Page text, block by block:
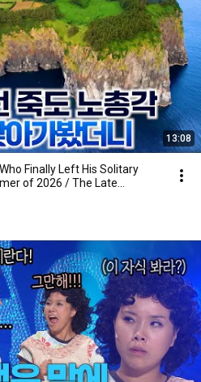
13:08
Finally Left His Solitary
of 2026 / The Late...